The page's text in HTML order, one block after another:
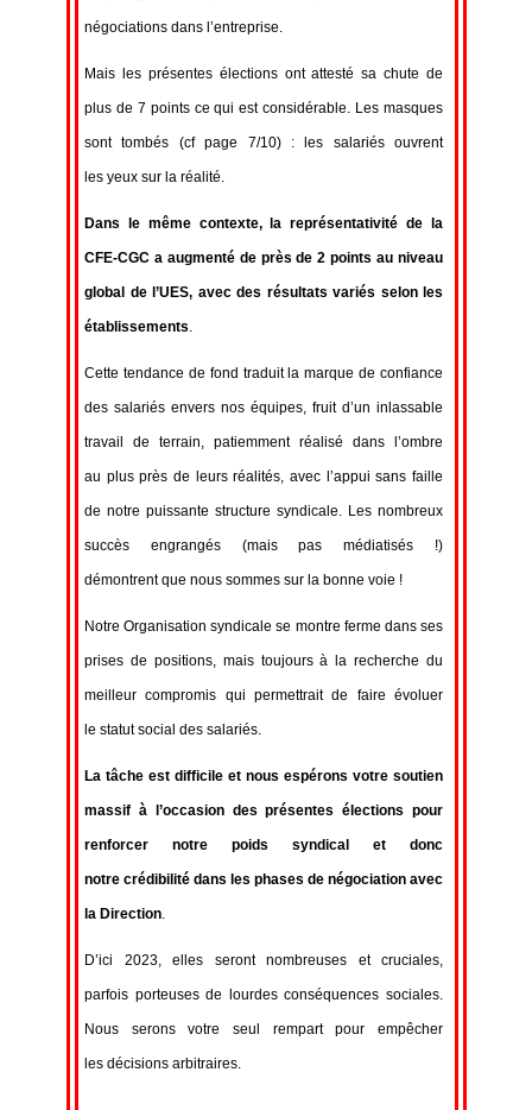
négociations dans l’entreprise.
Mais les présentes élections ont attesté sa chute de
plus de 7 points ce qui est considérable. Les masques
sont tombés (cf page 7/10) : les salariés ouvrent
les yeux sur la réalité.
Dans le même contexte, la représentativité de la
CFE-CGC a augmenté de près de 2 points au niveau
global de l’UES, avec des résultats variés selon les
établissements.
Cette tendance de fond traduit la marque de confiance
des salariés envers nos équipes, fruit d’un inlassable
travail de terrain, patiemment réalisé dans l’ombre
au plus près de leurs réalités, avec l’appui sans faille
de notre puissante structure syndicale. Les nombreux
succès engrangés (mais pas médiatisés !)
démontrent que nous sommes sur la bonne voie !
Notre Organisation syndicale se montre ferme dans ses
prises de positions, mais toujours à la recherche du
meilleur compromis qui permettrait de faire évoluer
le statut social des salariés.
La tâche est difficile et nous espérons votre soutien
massif à l’occasion desprésentes élections pour
renforcer notre poids syndical et donc
notre crédibilité dans les phases de négociation avec
la Direction.
D’ici 2023, elles seront nombreuses et cruciales,
parfois porteuses de lourdes conséquences sociales.
Nous serons votre seul rempart pour empêcher
les décisions arbitraires.